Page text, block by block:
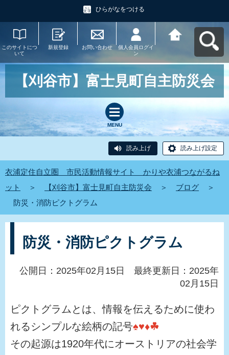
ひらがなをつける
このサイトにつ
いて
新規登録 お問い合わせ
個人会員ログイ
ン
報サイト かり
や衣浦つながる
【刈谷市】富士見町自主防災会
MENU
読み上げ 読み上げ設定
衣浦定住自立圏 市民活動情報サイト かりや衣浦つながるね
ット
＞ 【刈谷市】富士見町自主防災会 ＞ ブログ
＞
防災・消防ピクトグラム
防災・消防ピクトグラム
公開日：2025年02月15日 最終更新日：2025年
02月15日
ピクトグラムとは、情報を伝えるために使わ
れるシンプルな絵柄の記号♠♥♦☘
その起源は1920年代にオーストリアの社会学